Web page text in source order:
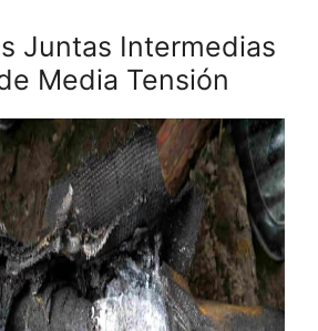
Juntas Intermedias
Media Tensión